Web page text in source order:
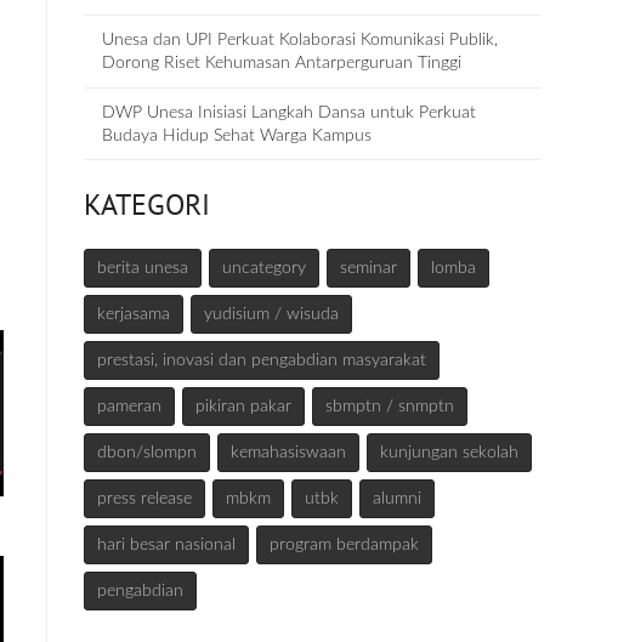
Unesa dan UPI Perkuat Kolaborasi Komunikasi Publik,
Dorong Riset Kehumasan Antarperguruan Tinggi
DWP Unesa Inisiasi Langkah Dansa untuk Perkuat
Budaya Hidup Sehat Warga Kampus
KATEGORI
berita unesa uncategory seminar lomba
kerjasama yudisium / wisuda
prestasi, inovasi dan pengabdian masyarakat
pameran pikiran pakar sbmptn / snmptn
dbon/slompn kemahasiswaan kunjungan sekolah
press release mbkm utbk alumni
hari besar nasional program berdampak
pengabdian